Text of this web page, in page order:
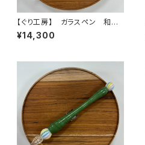
【ぐり工房】 ガラスペン 和ス
イーツ（もなか）
¥14,300